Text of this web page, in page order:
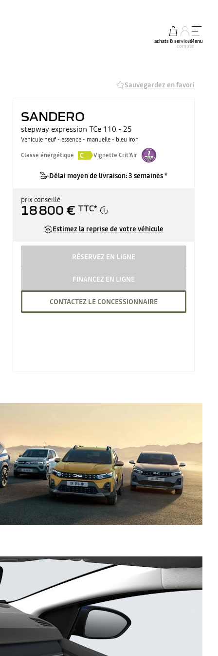
achats & services
mon
compte
Menu
Sauvegardez en favori
SANDERO
stepway expression TCe 110 - 25
Véhicule neuf - essence - manuelle - bleu iron
Classe énergétique
C Vignette Crit'Air
Délai moyen de livraison: 3 semaines *
prix conseillé
18 800 € TTC*
Estimez la reprise de votre véhicule
RÉSERVEZ EN LIGNE
FINANCEZ EN LIGNE
CONTACTEZ LE CONCESSIONNAIRE